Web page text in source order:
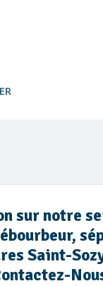
sur notre
Saint-